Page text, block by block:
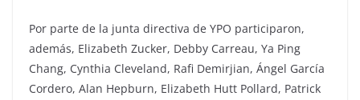
Por parte de la junta directiva de YPO participaron,
además, Elizabeth Zucker, Debby Carreau, Ya Ping
Chang, Cynthia Cleveland, Rafi Demirjian, Ángel García
Cordero, Alan Hepburn, Elizabeth Hutt Pollard, Patrick